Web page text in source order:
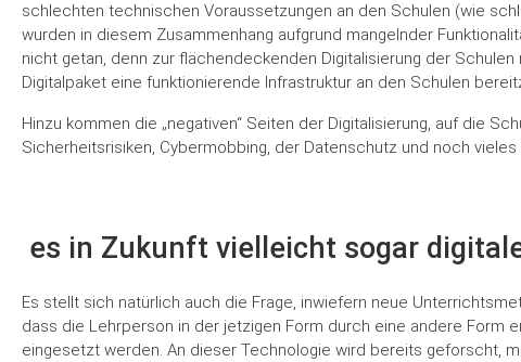
schlechten technischen Voraussetzungen an den Schulen (wie
wurden in diesem Zusammenhang aufgrund mangelnder
nicht getan, denn zur flächendeckenden Digitalisierung der
Digitalpaket eine funktionierende Infrastruktur an den Schulen
Hinzu kommen die „negativen“ Seiten der Digitalisierung, auf die
Sicherheitsrisiken, Cybermobbing, der Datenschutz und noch vieles
es in Zukunft vielleicht sogar
Es stellt sich natürlich auch die Frage, inwiefern neue
dass die Lehrperson in der jetzigen Form durch eine andere Form
eingesetzt werden. An dieser Technologie wird bereits geforscht,